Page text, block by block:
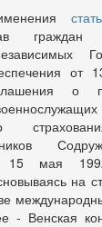
граждан
от
о
15 мая
на
- Венская